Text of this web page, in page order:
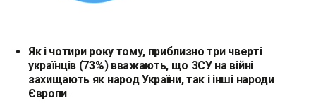
Як і чотири року тому, приблизно три чверті
українців (73%) вважають, що ЗСУ на війні
захищають як народ України, так і інші народи
Європи.